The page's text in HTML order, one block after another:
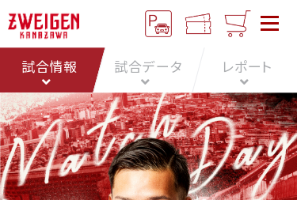
試合情報 試合データ レポート